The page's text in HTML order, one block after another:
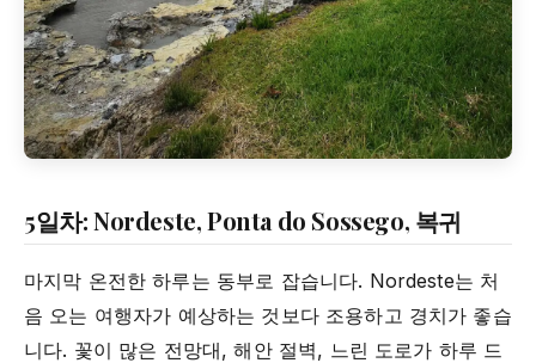
5일차: Nordeste, Ponta do Sossego, 복귀
마지막 온전한 하루는 동부로 잡습니다. Nordeste는 처
음 오는 여행자가 예상하는 것보다 조용하고 경치가 좋습
니다. 꽃이 많은 전망대, 해안 절벽, 느린 도로가 하루 드